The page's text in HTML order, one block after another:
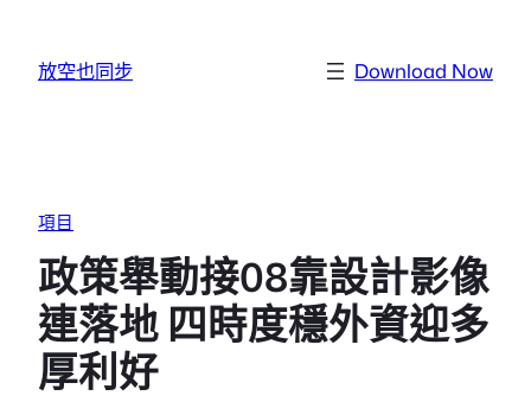
放空也同步 Download Now
項目
政策舉動接08靠設計影像
連落地 四時度穩外資迎多
厚利好